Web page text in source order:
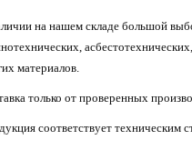
на нашем складе большой
материалов.
только от проверенных
соответствует техническим